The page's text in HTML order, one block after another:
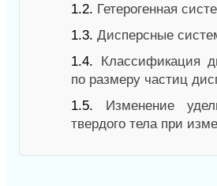
1.2. Гетерогенная
1.3. Дисперсные
1.4. Классификация
по размеру частиц
1.5. Изменение
твердого тела при